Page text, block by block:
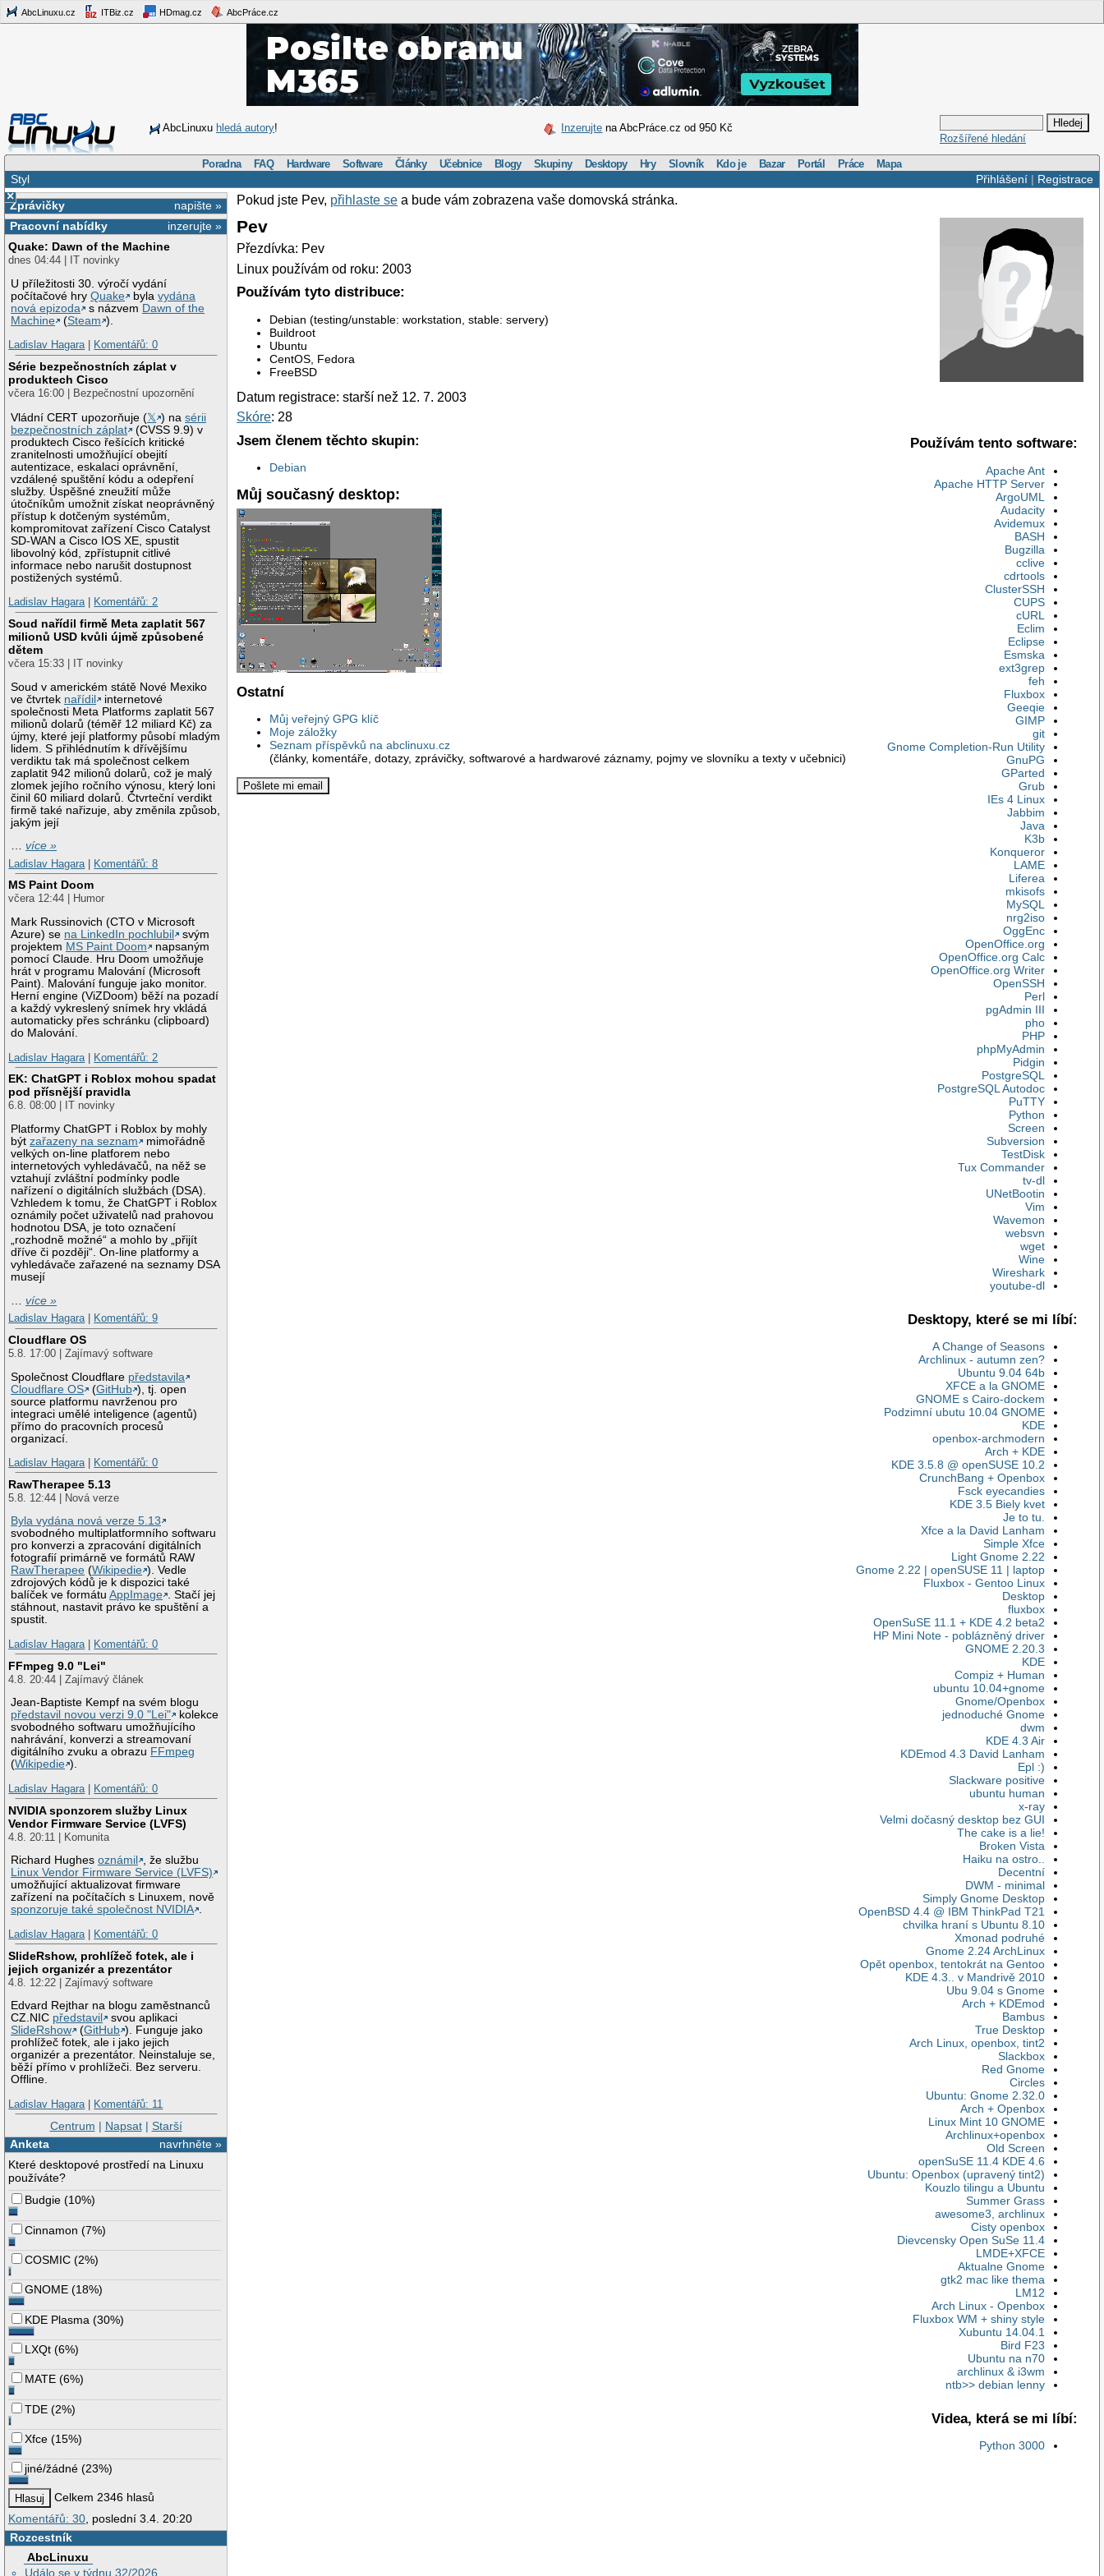
AbcLinuxu.cz ITBiz.cz HDmag.cz AbcPráce.cz
AbcLinuxu hledá autory! Inzerujte na AbcPráce.cz od 950 Kč
Rozšířené hledání
Poradna FAQ Hardware Software Články Učebnice Blogy Skupiny Desktopy Hry Slovník Kdo je Bazar Portál Práce Mapa
Přihlášení| Registrace
Styl
×
napište »
Zprávičky
inzerujte »
Pracovní nabídky
Quake: Dawn of the Machine
dnes 04:44 | IT novinky
U příležitosti 30. výročí vydání
počítačové hryQuake bylavydána
nová epizoda
s názvem Dawn of the
Machine
(Steam ).
Ladislav Hagara| Komentářů: 0
Série bezpečnostních záplat v
produktech Cisco
včera 16:00 | Bezpečnostní upozornění
Vládní CERT upozorňuje (𝕏 ) nasérii
bezpečnostních záplat
(CVSS 9.9) v
produktech Cisco řešících kritické
zranitelnosti umožňující obejití
autentizace, eskalaci oprávnění,
vzdálené spuštění kódu a odepření
služby. Úspěšné zneužití může
útočníkům umožnit získat neoprávněný
přístup k dotčeným systémům,
kompromitovat zařízení Cisco Catalyst
SD-WAN a Cisco IOS XE, spustit
libovolný kód, zpřístupnit citlivé
informace nebo narušit dostupnost
postižených systémů.
Ladislav Hagara| Komentářů: 2
Soud nařídil firmě Meta zaplatit 567
milionů USD kvůli újmě způsobené
dětem
včera 15:33 | IT novinky
Soud v americkém státě Nové Mexiko
ve čtvrtek nařídil
internetové
společnosti Meta Platforms zaplatit 567
milionů dolarů (téměř 12 miliard Kč) za
újmy, které její platformy působí mladým
lidem. S přihlédnutím k dřívějšímu
verdiktu tak má společnost celkem
zaplatit 942 milionů dolarů, což je malý
zlomek jejího ročního výnosu, který loni
činil 60 miliard dolarů. Čtvrteční verdikt
firmě také nařizuje, aby změnila způsob,
jakým její
…více »
Ladislav Hagara
Komentářů: 8
MS Paint Doom
včera 12:44 | Humor
Mark Russinovich (CTO v Microsoft
Azure) se na LinkedIn pochlubil
svým
projektem MS Paint Doom
napsaným
pomocí Claude. Hru Doom umožňuje
hrát v programu Malování (Microsoft
Paint). Malování funguje jako monitor.
Herní engine (ViZDoom) běží na pozadí
a každý vykreslený snímek hry vkládá
automaticky přes schránku (clipboard)
do Malování.
Ladislav Hagara
Komentářů: 2
EK: ChatGPT i Roblox mohou spadat
pod přísnější pravidla
6.8. 08:00 | IT novinky
Platformy ChatGPT i Roblox by mohly
býtzařazeny na seznam
mimořádně
velkých on-line platforem nebo
internetových vyhledávačů, na něž se
vztahují zvláštní podmínky podle
nařízení o digitálních službách (DSA).
Vzhledem k tomu, že ChatGPT i Roblox
oznámily počet uživatelů nad prahovou
hodnotou DSA, je toto označení
„rozhodně možné“ a mohlo by „přijít
dříve či později“. On-line platformy a
vyhledávače zařazené na seznamy DSA
musejí
…více »
Ladislav Hagara| Komentářů: 9
Cloudflare OS
5.8. 17:00 | Zajímavý software
Společnost Cloudflare představila
Cloudflare OS
(GitHub ), tj. open
source platformu navrženou pro
integraci umělé inteligence (agentů)
přímo do pracovních procesů
organizací.
Ladislav Hagara| Komentářů: 0
RawTherapee 5.13
5.8. 12:44 | Nová verze
Byla vydána nová verze 5.13
svobodného multiplatformního softwaru
pro konverzi a zpracování digitálních
fotografií primárně ve formátů RAW
RawTherapee (Wikipedie ). Vedle
zdrojových kódů je k dispozici také
balíček ve formátuAppImage . Stačí jej
stáhnout, nastavit právo ke spuštění a
spustit.
Ladislav Hagara| Komentářů: 0
FFmpeg 9.0 "Lei"
4.8. 20:44 | Zajímavý článek
Jean-Baptiste Kempf na svém blogu
představil novou verzi 9.0 "Lei"
kolekce
svobodného softwaru umožňujícího
nahrávání, konverzi a streamovaní
digitálního zvuku a obrazu FFmpeg
(Wikipedie ).
Ladislav Hagara| Komentářů: 0
NVIDIA sponzorem služby Linux
Vendor Firmware Service (LVFS)
4.8. 20:11 | Komunita
Richard Hughesoznámil
, že službu
Linux Vendor Firmware Service (LVFS)
umožňující aktualizovat firmware
zařízení na počítačích s Linuxem, nově
sponzoruje také společnost NVIDIA .
Ladislav Hagara| Komentářů: 0
SlideRshow, prohlížeč fotek, ale i
jejich organizér a prezentátor
4.8. 12:22 | Zajímavý software
Edvard Rejthar na blogu zaměstnanců
CZ.NIC představil
svou aplikaci
SlideRshow
(GitHub ). Funguje jako
prohlížeč fotek, ale i jako jejich
organizér a prezentátor. Neinstaluje se,
běží přímo v prohlížeči. Bez serveru.
Offline.
Ladislav Hagara| Komentářů: 11
Centrum | Napsat| Starší
navrhněte »
Anketa
Které desktopové prostředí na Linuxu
používáte?
Budgie (10%)
Cinnamon (7%)
COSMIC (2%)
GNOME (18%)
KDE Plasma (30%)
LXQt (6%)
MATE (6%)
TDE (2%)
Xfce (15%)
jiné/žádné (23%)
Celkem 2346 hlasů
Komentářů: 30 , poslední 3.4. 20:20
Rozcestník
AbcLinuxu
Událo se v týdnu 32/2026
Pokud jste Pev, přihlaste se a bude vám zobrazena vaše domovská stránka.
Pev
Přezdívka: Pev
Linux používám od roku: 2003
Používám tyto distribuce:
Debian (testing/unstable: workstation, stable: servery)
Buildroot
Ubuntu
CentOS, Fedora
FreeBSD
Datum registrace: starší než 12. 7. 2003
Skóre: 28
Používám tento software:
Apache Ant
Apache HTTP Server
ArgoUML
Audacity
Avidemux
BASH
Bugzilla
cclive
cdrtools
ClusterSSH
CUPS
cURL
Eclim
Eclipse
Esmska
ext3grep
feh
Fluxbox
Geeqie
GIMP
git
Gnome Completion-Run Utility
GnuPG
GParted
Grub
IEs 4 Linux
Jabbim
Java
K3b
Konqueror
LAME
Liferea
mkisofs
MySQL
nrg2iso
OggEnc
OpenOffice.org
OpenOffice.org Calc
OpenOffice.org Writer
OpenSSH
Perl
pgAdmin III
pho
PHP
phpMyAdmin
Pidgin
PostgreSQL
PostgreSQL Autodoc
PuTTY
Python
Screen
Subversion
TestDisk
Tux Commander
tv-dl
UNetBootin
Vim
Wavemon
websvn
wget
Wine
Wireshark
youtube-dl
Desktopy, které se mi líbí:
A Change of Seasons
Archlinux - autumn zen?
Ubuntu 9.04 64b
XFCE a la GNOME
GNOME s Cairo-dockem
Podzimní ubutu 10.04 GNOME
KDE
openbox-archmodern
Arch + KDE
KDE 3.5.8 @ openSUSE 10.2
CrunchBang + Openbox
Fsck eyecandies
KDE 3.5 Biely kvet
Je to tu.
Xfce a la David Lanham
Simple Xfce
Light Gnome 2.22
Gnome 2.22 | openSUSE 11 | laptop
Fluxbox - Gentoo Linux
Desktop
fluxbox
OpenSuSE 11.1 + KDE 4.2 beta2
HP Mini Note - poblázněný driver
GNOME 2.20.3
KDE
Compiz + Human
ubuntu 10.04+gnome
Gnome/Openbox
jednoduché Gnome
dwm
KDE 4.3 Air
KDEmod 4.3 David Lanham
Epl :)
Slackware positive
ubuntu human
x-ray
Velmi dočasný desktop bez GUI
The cake is a lie!
Broken Vista
Haiku na ostro..
Decentní
DWM - minimal
Simply Gnome Desktop
OpenBSD 4.4 @ IBM ThinkPad T21
chvilka hraní s Ubuntu 8.10
Xmonad podruhé
Gnome 2.24 ArchLinux
Opět openbox, tentokrát na Gentoo
KDE 4.3.. v Mandrivě 2010
Ubu 9.04 s Gnome
Arch + KDEmod
Bambus
True Desktop
Arch Linux, openbox, tint2
Slackbox
Red Gnome
Circles
Ubuntu: Gnome 2.32.0
Arch + Openbox
Linux Mint 10 GNOME
Archlinux+openbox
Old Screen
openSuSE 11.4 KDE 4.6
Ubuntu: Openbox (upravený tint2)
Kouzlo tilingu a Ubuntu
Summer Grass
awesome3, archlinux
Cisty openbox
Dievcensky Open SuSe 11.4
LMDE+XFCE
Aktualne Gnome
gtk2 mac like thema
LM12
Arch Linux - Openbox
Fluxbox WM + shiny style
Xubuntu 14.04.1
Bird F23
Ubuntu na n70
archlinux & i3wm
ntb>> debian lenny
Videa, která se mi líbí:
Python 3000
Jsem členem těchto skupin:
Debian
Můj současný desktop:
Ostatní
Můj veřejný GPG klíč
Moje záložky
Seznam příspěvků na abclinuxu.cz
(články, komentáře, dotazy, zprávičky, softwarové a hardwarové záznamy, pojmy ve slovníku a texty v učebnici)